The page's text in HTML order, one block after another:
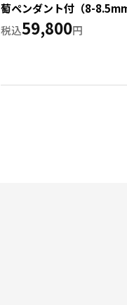
萄ペンダント付（8-
白）【週刊文春】
59,800